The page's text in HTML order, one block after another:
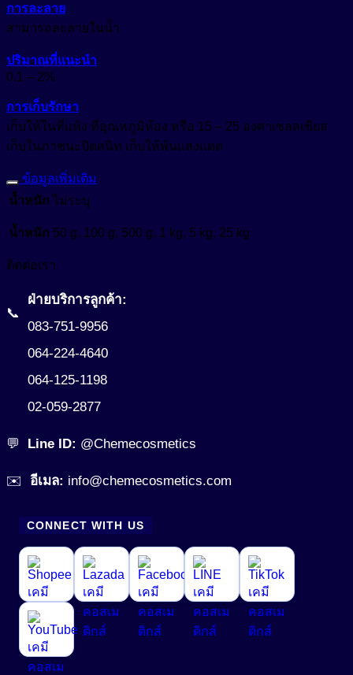
การละลาย
สามารถละลายในน้ำ
ปริมาณที่แนะนำ
0.1 – 2%
การเก็บรักษา
เก็บให้ในที่แห้ง ที่อุณหภูมิห้อง หรือ 15 – 25 องศาเซลลเซียส
เก็บในภาชนะปิดสนิท เก็บให้พ้นแสงแดด
ข้อมูลเพิ่มเติม
น้ำหนัก ไม่ระบุ
น้ำหนัก 50 g, 100 g, 500 g, 1 kg, 5 kg, 25 kg
ติดต่อเรา
📞
ฝ่ายบริการลูกค้า:
083-751-9956
064-224-4640
064-125-1198
02-059-2877
💬 Line ID: @Chemecosmetics
✉️ อีเมล: info@chemecosmetics.com
CONNECT WITH US